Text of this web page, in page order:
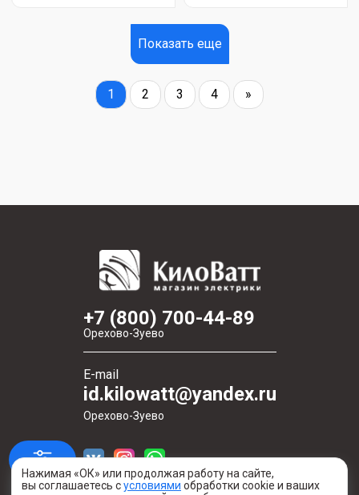
Показать еще
1 2 3 4 »
+7 (800) 700-44-89
Орехово-Зуево
E-mail
id.kilowatt@yandex.ru
Орехово-Зуево
Нажимая «ОК» или продолжая работу на сайте,
вы соглашаетесь сусловиями обработки cookie и ваших